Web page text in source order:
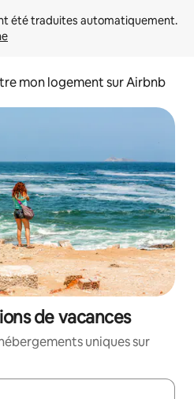
mon logement sur Airbnb
de vacances
uniques sur